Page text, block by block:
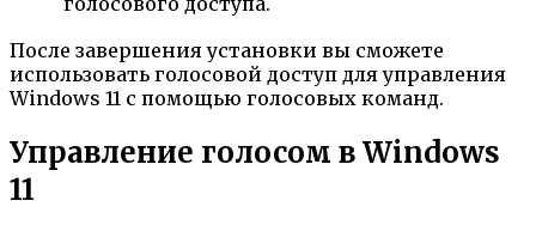
После завершения установки вы сможете
использовать голосовой доступ для управления
Windows 11 с помощью голосовых команд.
Управление голосом в Windows
11